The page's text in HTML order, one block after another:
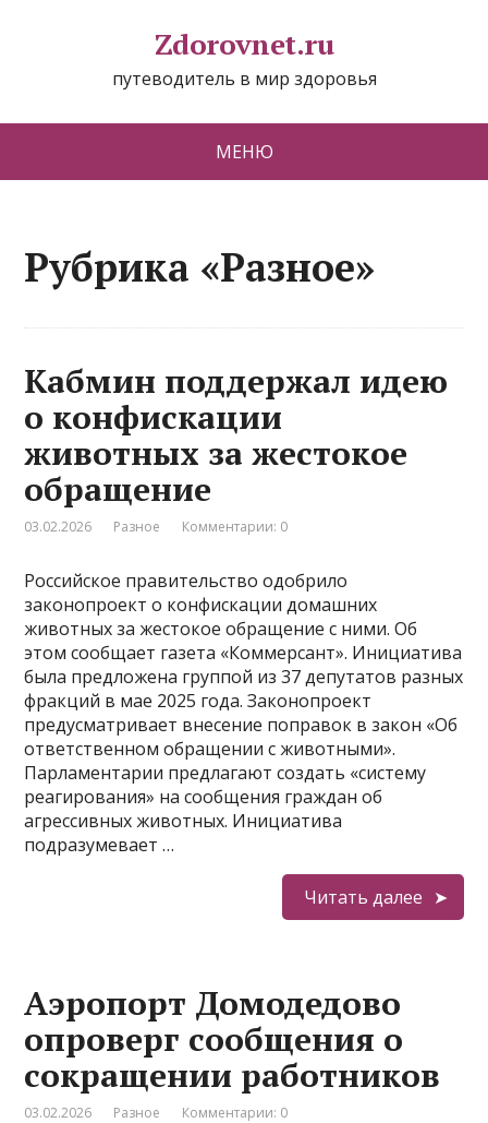
Zdorovnet.ru
путеводитель в мир здоровья
МЕНЮ
Рубрика «Разное»
Кабмин поддержал идею
о конфискации
животных за жестокое
обращение
03.02.2026 Разное Комментарии: 0
Российское правительство одобрило
законопроект о конфискации домашних
животных за жестокое обращение с ними. Об
этом сообщает газета «Коммерсант». Инициатива
была предложена группой из 37 депутатов разных
фракций в мае 2025 года. Законопроект
предусматривает внесение поправок в закон «Об
ответственном обращении с животными».
Парламентарии предлагают создать «систему
реагирования» на сообщения граждан об
агрессивных животных. Инициатива
подразумевает …
Читать далее
Аэропорт Домодедово
опроверг сообщения о
сокращении работников
03.02.2026 Разное Комментарии: 0